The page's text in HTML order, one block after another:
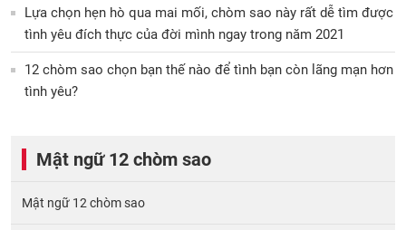
Lựa chọn hẹn hò qua mai mối, chòm sao này rất dễ tìm được
tình yêu đích thực của đời mình ngay trong năm 2021
12 chòm sao chọn bạn thế nào để tình bạn còn lãng mạn hơn
tình yêu?
Mật ngữ 12 chòm sao
Mật ngữ 12 chòm sao